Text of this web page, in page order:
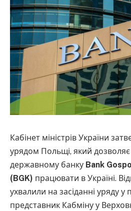
Кабінет міністрів України
урядом Польщі, який
державному банку Bank
(BGK) працювати в Україні.
ухвалили на засіданні уряду у
представник Кабміну у